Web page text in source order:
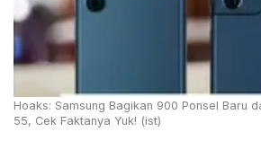
Hoaks: Samsung Bagikan 900 Ponsel Baru
55, Cek Faktanya Yuk! (ist)